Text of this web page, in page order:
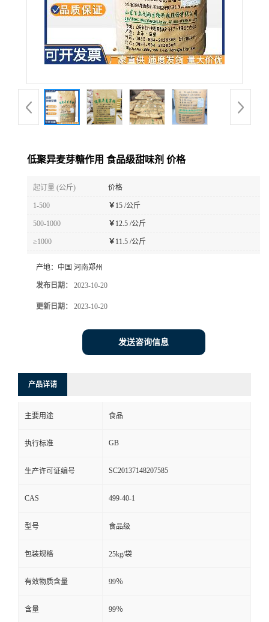
低聚异麦芽糖作用 食品级甜味剂 价格
起订量 (公斤) 价格
1-500 ￥ 15 /公斤
500-1000 ￥ 12.5 /公斤
≥1000 ￥ 11.5 /公斤
产地： 中国 河南郑州
发布日期： 2023-10-20
更新日期： 2023-10-20
发送咨询信息
产品详请
主要用途 食品
执行标准 GB
生产许可证编号 SC20137148207585
CAS 499-40-1
型号 食品级
包装规格 25kg/袋
有效物质含量 99％
含量 99％